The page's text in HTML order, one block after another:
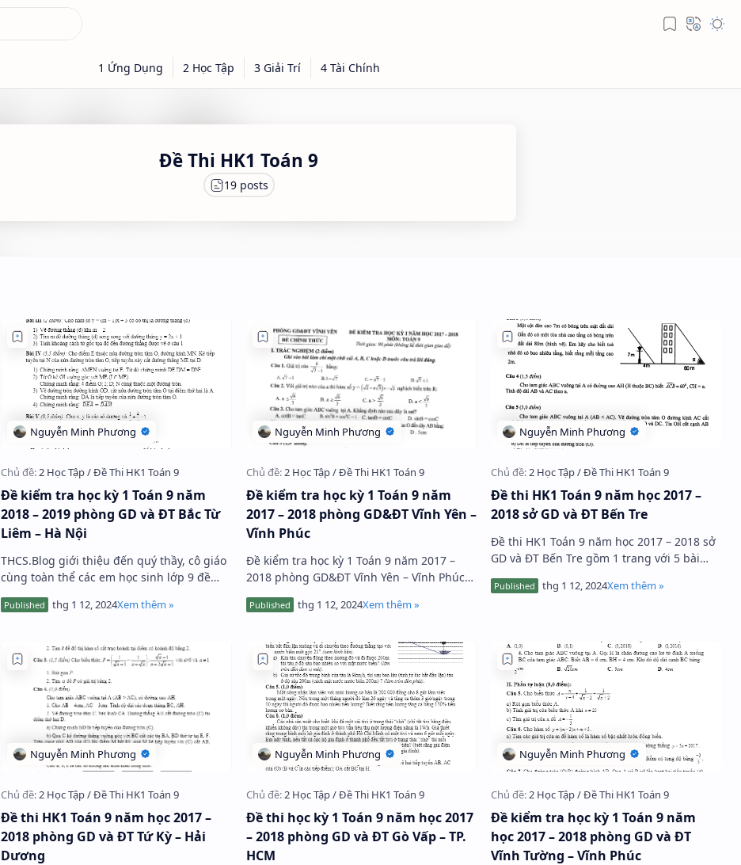
Đề Thi HK1 Toán 9
Đề kiểm tra học kỳ 1 Toán 9 năm
2018 – 2019 phòng GD và ĐT Bắc Từ
Liêm – Hà Nội
THCS.Blog giới thiệu đến quý thầy, cô giáo
cùng toàn thể các em học sinh lớp 9 đề
kiểm tra học kỳ 1 Toán 9 năm 2018 – 2019
phòng GD và ĐT Bắc Từ Liêm…
Đề kiểm tra học kỳ 1 Toán 9 năm
2017 – 2018 phòng GD&ĐT Vĩnh Yên –
Vĩnh Phúc
Đề kiểm tra học kỳ 1 Toán 9 năm 2017 –
2018 phòng GD&ĐT Vĩnh Yên – Vĩnh Phúc
gồm 04 câu trắc nghiệm và 05 câu tự luận,
thời gian học sinh làm bài…
Đề thi HK1 Toán 9 năm học 2017 –
2018 sở GD và ĐT Bến Tre
Đề thi HK1 Toán 9 năm học 2017 – 2018 sở
GD và ĐT Bến Tre gồm 1 trang với 5 bài
toán tự luận, thời gian làm bài 90 phút, đề
thi có lời giải chi tiết …
Đề thi HK1 Toán 9 năm học 2017 –
2018 phòng GD và ĐT Tứ Kỳ – Hải
Dương
Đề thi học kỳ 1 Toán 9 năm học 2017
– 2018 phòng GD và ĐT Gò Vấp – TP.
HCM
Đề kiểm tra học kỳ 1 Toán 9 năm
học 2017 – 2018 phòng GD và ĐT
Vĩnh Tường – Vĩnh Phúc